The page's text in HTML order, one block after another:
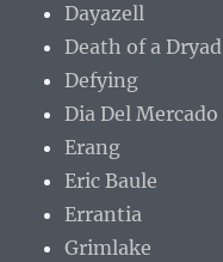
Dayazell
Death of a Dryad
Defying
Dia Del Mercado
Erang
Eric Baule
Errantia
Grimlake